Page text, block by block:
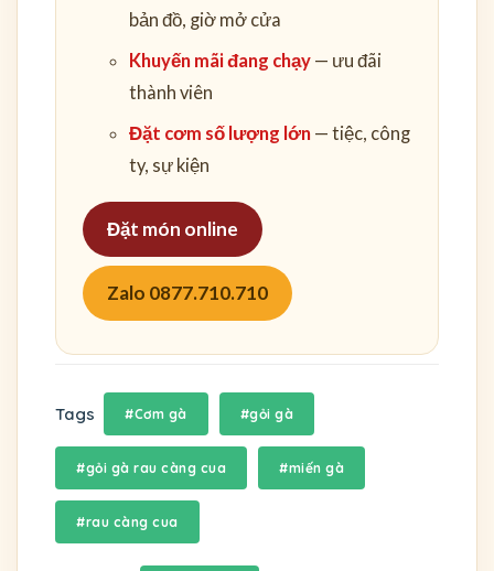
bản đồ, giờ mở cửa
Khuyến mãi đang chạy — ưu đãi
thành viên
Đặt cơm số lượng lớn — tiệc, công
ty, sự kiện
Đặt món online
Zalo 0877.710.710
Tags #Cơm gà #gỏi gà
#gỏi gà rau càng cua #miến gà
#rau càng cua